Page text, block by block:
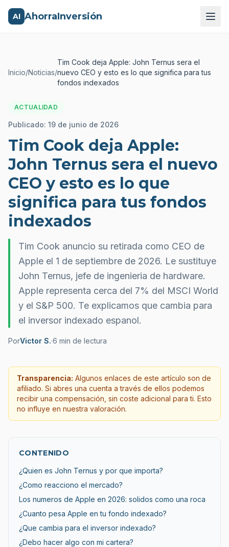
AI AhorraInversión
Inicio/Noticias/
Tim Cook deja Apple: John Ternus sera el
nuevo CEO y esto es lo que significa para tus
fondos indexados
ACTUALIDAD
Publicado: 19 de junio de 2026
Tim Cook deja Apple:
John Ternus sera el nuevo
CEO y esto es lo que
significa para tus fondos
indexados
Tim Cook anuncio su retirada como CEO de
Apple el 1 de septiembre de 2026. Le sustituye
John Ternus, jefe de ingenieria de hardware.
Apple representa cerca del 7% del MSCI World
y el S&P 500. Te explicamos que cambia para
el inversor indexado espanol.
PorVictor S.·6 min de lectura
Transparencia: Algunos enlaces de este artículo son de
afiliado. Si abres una cuenta a través de ellos podemos
recibir una compensación, sin coste adicional para ti. Esto
no influye en nuestra valoración.
CONTENIDO
¿Quien es John Ternus y por que importa?
¿Como reacciono el mercado?
Los numeros de Apple en 2026: solidos como una roca
¿Cuanto pesa Apple en tu fondo indexado?
¿Que cambia para el inversor indexado?
¿Debo hacer algo con mi cartera?